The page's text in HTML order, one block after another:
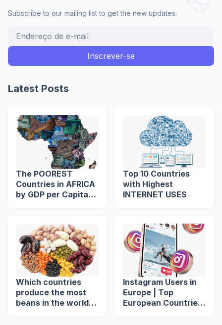
Subscribe to our mailing list to get the new updates.
Latest Posts
The POOREST
Countries in AFRICA
by GDP per Capita
Top 10 Countries
with Highest
INTERNET USES
Which countries
produce the most
beans in the world?
Instagram Users in
Europe | Top
European Countries